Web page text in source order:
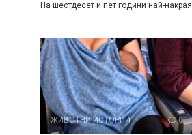
На шестдесет и пет години най-накрая
ЖИВОТНИ ИСТОРИИ 0